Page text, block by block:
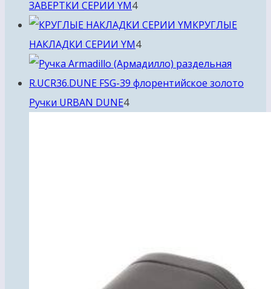
ЗАВЕРТКИ СЕРИИ YM44
товара
КРУГЛЫЕ
НАКЛАДКИ СЕРИИ YM44
товара
Ручки URBAN DUNE44